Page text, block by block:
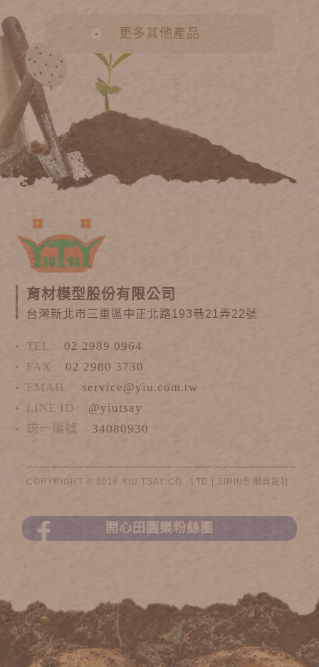
更多其他產品
育材模型股份有限公司
台灣新北市三重區中正北路193巷21弄22號
TEL
02 2989 0964
FAX
02 2980 3730
EMAIL
service@yiu.com.tw
LINE ID
@yiutsay
統一編號
34080930
COPYRIGHT © 2016 YIU TSAY CO., LTD | SIRIUS 網頁設計
開心田園樂粉絲團